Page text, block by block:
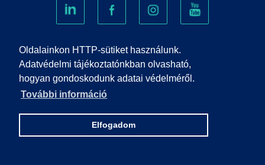
Oldalainkon HTTP-sütiket használunk.
Adatvédelmi tájékoztatónkban olvasható,
hogyan gondoskodunk adatai védelméről.
További információ
Elfogadom
SÜTIKEZELÉS
VISSZAÉLÉS-BEJELENTÉS